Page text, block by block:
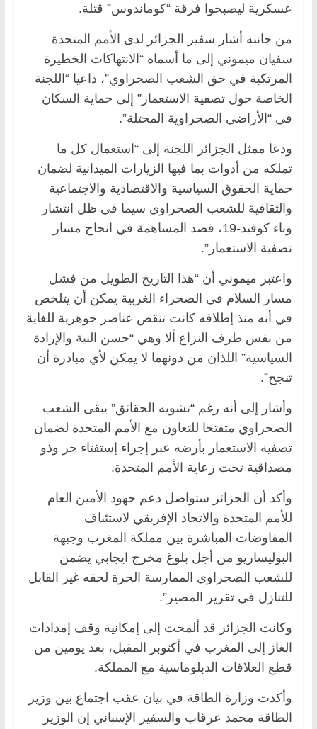
عسكرية ليصبحوا فرقة “كوماندوس” قتلة.
من جانبه أشار سفير الجزائر لدى الأمم المتحدة
سفيان ميموني إلى ما أسماه “الانتهاكات الخطيرة
المرتكبة في حق الشعب الصحراوي”، داعيا “اللجنة
الخاصة حول تصفية الاستعمار” إلى حماية السكان
في “الأراضي الصحراوية المحتلة”.
ودعا ممثل الجزائر اللجنة إلى “استعمال كل ما
تملكه من أدوات بما فيها الزيارات الميدانية لضمان
حماية الحقوق السياسية والاقتصادية والاجتماعية
والثقافية للشعب الصحراوي سيما في ظل انتشار
وباء كوفيد-19، قصد المساهمة في انجاح مسار
تصفية الاستعمار”.
واعتبر ميموني أن “هذا التاريخ الطويل من فشل
مسار السلام في الصحراء الغربية يمكن أن يتلخص
في أنه منذ إطلاقه كانت تنقص عناصر جوهرية للغاية
من نفس طرف النزاع ألا وهي “حسن النية والإرادة
السياسية” اللذان من دونهما لا يمكن لأي مبادرة أن
تنجح”.
وأشار إلى أنه رغم “تشويه الحقائق” يبقى الشعب
الصحراوي متفتحا للتعاون مع الأمم المتحدة لضمان
تصفية الاستعمار بأرضه عبر إجراء إستفتاء حر وذو
مصداقية تحت رعاية الأمم المتحدة.
وأكد أن الجزائر ستواصل دعم جهود الأمين العام
للأمم المتحدة والاتحاد الإفريقي لاستئناف
المفاوضات المباشرة بين مملكة المغرب وجبهة
البوليساريو من أجل بلوغ مخرج ايجابي يضمن
للشعب الصحراوي الممارسة الحرة لحقه غير القابل
للتنازل في تقرير المصير”.
وكانت الجزائر قد ألمحت إلى إمكانية وقف إمدادات
الغاز إلى المغرب في أكتوبر المقبل، بعد يومين من
قطع العلاقات الدبلوماسية مع المملكة.
وأكدت وزارة الطاقة في بيان عقب اجتماع بين وزير
الطاقة محمد عرقاب والسفير الإسباني إن الوزير